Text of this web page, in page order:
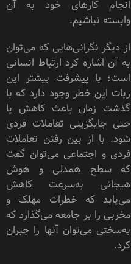
انجام کارهای خود به آن
وابسته نباشیم.
از دیگر نگرانی‌هایی که می‌توان
به آن اشاره کرد ارتباط انسانی
است؛ با پیشرفت بیشتر این
ربات این خطر وجود دارد که با
گذشت زمان باعث کاهش یا
حتی جایگزینی تعاملات فردی
شود. با از بین رفتن تعاملات
فردی و اجتماعی می‌توان گفت
که سطح همدلی و هوش
هیجانی به‌سرعت کاهش
می‌یابد که خطرات مهلک و
مخربی را بر جامعه می‌گذارد که
به‌سختی می‌توان آنها را جبران
کرد.